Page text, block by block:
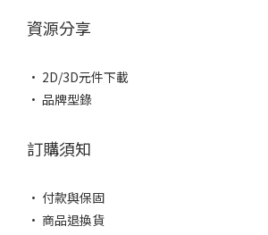
資源分享
• 2D/3D元件下載
• 品牌型錄
訂購須知
• 付款與保固
• 商品退換貨